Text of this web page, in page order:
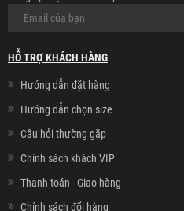
HỖ TRỢ KHÁCH HÀNG
Hướng dẫn đặt hàng
Hướng dẫn chọn size
Câu hỏi thường gặp
Chính sách khách VIP
Thanh toán - Giao hàng
Chính sách đổi hàng